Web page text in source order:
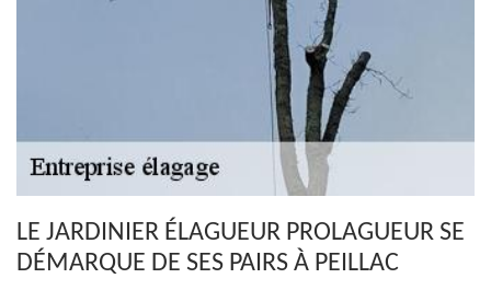
LE JARDINIER ÉLAGUEUR PROLAGUEUR SE
DÉMARQUE DE SES PAIRS À PEILLAC